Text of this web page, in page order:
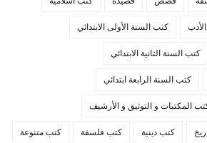
كتب السنة الأولى الابتدائي
كتب السنة الثانية الابتدائي
كتب السنة الرابعة ابتدائي
المكتبات و التوثيق و الأرشيف
كتب دينية كتب فلسفة كتب متنوعة